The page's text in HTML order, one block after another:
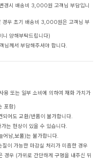
경시 배송비 3,000원 고객님 부담입니
경우 초기 배송비 3,000원은 고객님 부
니 양해부탁드립니다)
님께서 부담해주셔야 합니다.
용 또는 일부 소비에 의하여 재화 가치가
포함)
어도 교환/반품이 불가합니다.
는 현상이 있을 수 있습니다.
어남,보풀)는 불가합니다.
이 가능한 마감실 처리가 미흡한 경우
경우 (가위로 간단하게 구멍을 내주신 뒤